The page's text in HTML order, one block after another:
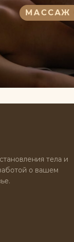
МАССАЖ
тела и
о вашем